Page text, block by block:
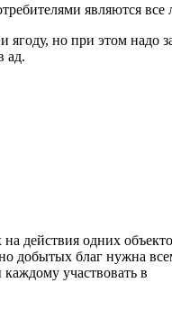
являются все
ягоду, но при этом надо
ад.
действия одних
добытых благ нужна
участвовать в